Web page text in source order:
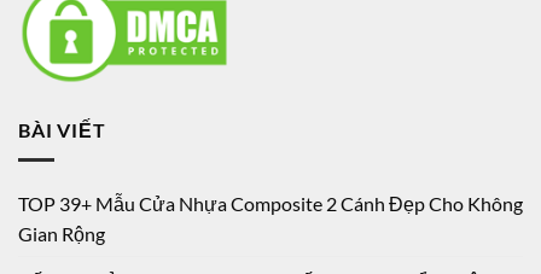
BÀI VIẾT
TOP 39+ Mẫu Cửa Nhựa Composite 2 Cánh Đẹp Cho Không
Gian Rộng